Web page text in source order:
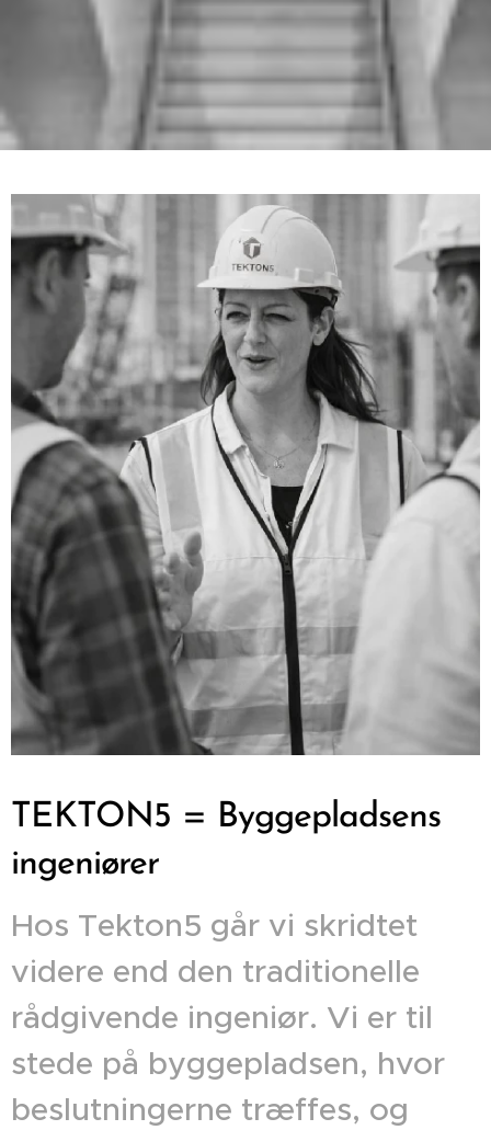
TEKTON5 = Byggepladsens
ingeniører
Hos Tekton5 går vi skridtet
videre end den traditionelle
rådgivende ingeniør. Vi er til
stede på byggepladsen, hvor
beslutningerne træffes, og